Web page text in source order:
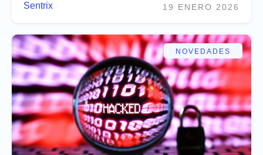
Sentrix 19 ENERO 2026
NOVEDADES